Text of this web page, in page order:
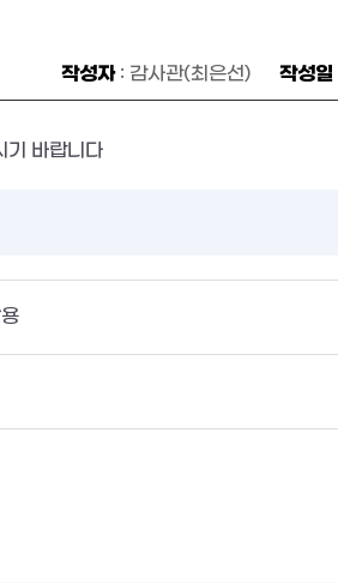
작성자: 감사관(최은선) 작성일
기 바랍니다